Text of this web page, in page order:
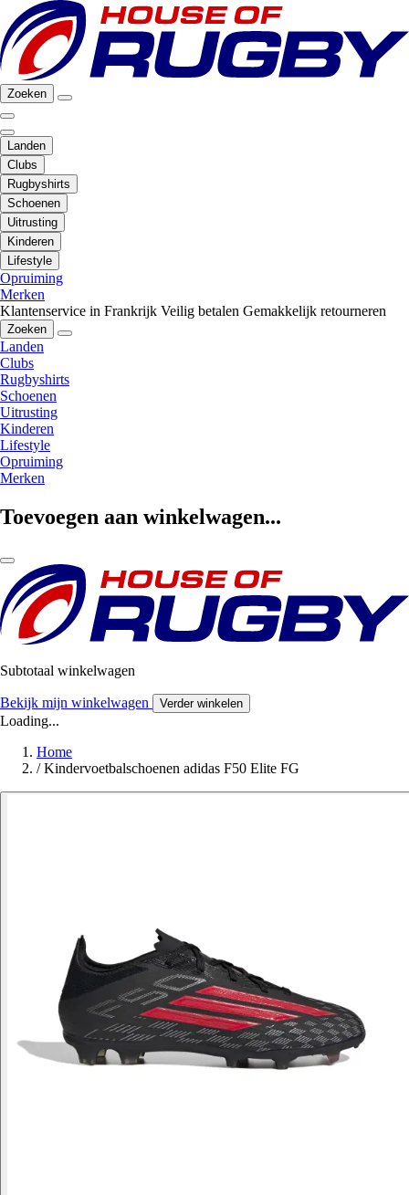
Zoeken
Landen
Clubs
Rugbyshirts
Schoenen
Uitrusting
Kinderen
Lifestyle
Opruiming
Merken
Klantenservice in Frankrijk Veilig betalen Gemakkelijk retourneren
Zoeken
Landen
Clubs
Rugbyshirts
Schoenen
Uitrusting
Kinderen
Lifestyle
Opruiming
Merken
Toevoegen aan winkelwagen...
Subtotaal winkelwagen
Bekijk mijn winkelwagen Verder winkelen
Loading...
Home
/ Kindervoetbalschoenen adidas F50 Elite FG